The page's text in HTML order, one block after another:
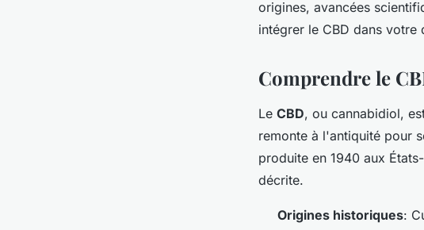
origines, avancées
intégrer le CBD dans votre
Comprendre le
Le CBD, ou cannabidiol,
remonte à l'antiquité pour
produite en 1940 aux
décrite.
Origines historiques: